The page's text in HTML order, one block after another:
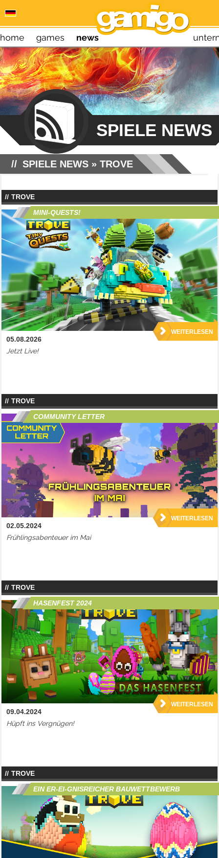
home games news
SPIELE NEWS
SPIELE NEWS » TROVE
TROVE
MINI-QUESTS!
05.08.2026
Jetzt Live!
WEITERLESEN
TROVE
COMMUNITY LETTER
02.05.2024
Frühlingsabenteuer im Mai
WEITERLESEN
TROVE
HASENFEST 2024
09.04.2024
Hüpft ins Vergnügen!
WEITERLESEN
TROVE
EIN ER-EI-GNISREICHER BAUWETTBEWERB